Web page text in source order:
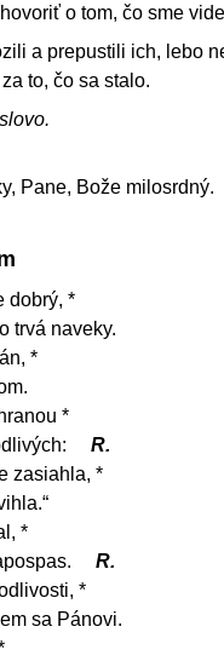
o tom, čo sme
a prepustili ich, lebo
to, čo sa stalo.
Pane, Bože milosrdný.
dobrý, *
trvá naveky.
*
*
R.
zasiahla, *
*
R.
*
sa Pánovi.